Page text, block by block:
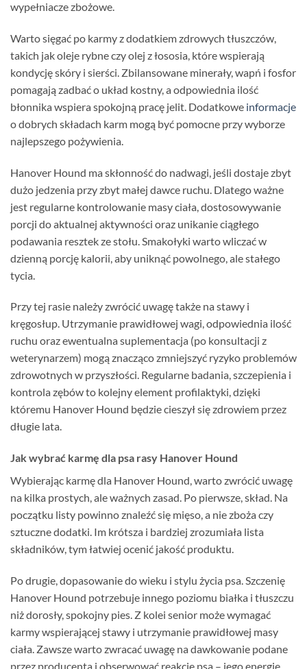
wypełniacze zbożowe.
Warto sięgać po karmy z dodatkiem zdrowych tłuszczów,
takich jak oleje rybne czy olej z łososia, które wspierają
kondycję skóry i sierści. Zbilansowane minerały, wapń i fosfor
pomagają zadbać o układ kostny, a odpowiednia ilość
błonnika wspiera spokojną pracę jelit. Dodatkowe informacje
o dobrych składach karm mogą być pomocne przy wyborze
najlepszego pożywienia.
Hanover Hound ma skłonność do nadwagi, jeśli dostaje zbyt
dużo jedzenia przy zbyt małej dawce ruchu. Dlatego ważne
jest regularne kontrolowanie masy ciała, dostosowywanie
porcji do aktualnej aktywności oraz unikanie ciągłego
podawania resztek ze stołu. Smakołyki warto wliczać w
dzienną porcję kalorii, aby uniknąć powolnego, ale stałego
tycia.
Przy tej rasie należy zwrócić uwagę także na stawy i
kręgosłup. Utrzymanie prawidłowej wagi, odpowiednia ilość
ruchu oraz ewentualna suplementacja (po konsultacji z
weterynarzem) mogą znacząco zmniejszyć ryzyko problemów
zdrowotnych w przyszłości. Regularne badania, szczepienia i
kontrola zębów to kolejny element profilaktyki, dzięki
któremu Hanover Hound będzie cieszył się zdrowiem przez
długie lata.
Jak wybrać karmę dla psa rasy Hanover Hound
Wybierając karmę dla Hanover Hound, warto zwrócić uwagę
na kilka prostych, ale ważnych zasad. Po pierwsze, skład. Na
początku listy powinno znaleźć się mięso, a nie zboża czy
sztuczne dodatki. Im krótsza i bardziej zrozumiała lista
składników, tym łatwiej ocenić jakość produktu.
Po drugie, dopasowanie do wieku i stylu życia psa. Szczenię
Hanover Hound potrzebuje innego poziomu białka i tłuszczu
niż dorosły, spokojny pies. Z kolei senior może wymagać
karmy wspierającej stawy i utrzymanie prawidłowej masy
ciała. Zawsze warto zwracać uwagę na dawkowanie podane
przez producenta i obserwować reakcję psa – jego energię,